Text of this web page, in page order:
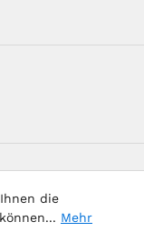
die
Mehr